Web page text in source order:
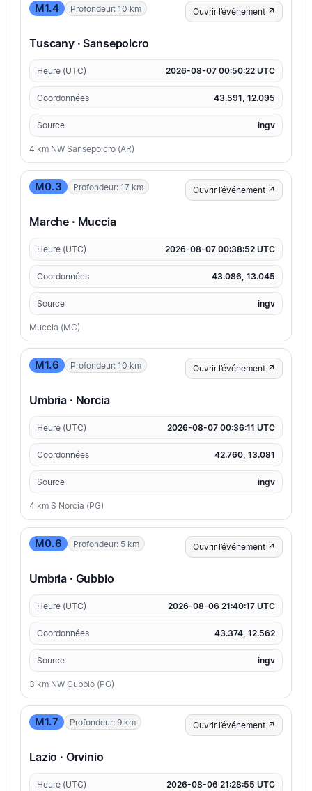
M1.4 Profondeur: 10 km Ouvrir l’événement ↗
Tuscany · Sansepolcro
Heure (UTC) 2026-08-07 00:50:22 UTC
Coordonnées 43.591, 12.095
Source ingv
4 km NW Sansepolcro (AR)
M0.3 Profondeur: 17 km Ouvrir l’événement ↗
Marche · Muccia
Heure (UTC) 2026-08-07 00:38:52 UTC
Coordonnées 43.086, 13.045
Source ingv
Muccia (MC)
M1.6 Profondeur: 10 km Ouvrir l’événement ↗
Umbria · Norcia
Heure (UTC) 2026-08-07 00:36:11 UTC
Coordonnées 42.760, 13.081
Source ingv
4 km S Norcia (PG)
M0.6 Profondeur: 5 km Ouvrir l’événement ↗
Umbria · Gubbio
Heure (UTC) 2026-08-06 21:40:17 UTC
Coordonnées 43.374, 12.562
Source ingv
3 km NW Gubbio (PG)
M1.7 Profondeur: 9 km Ouvrir l’événement ↗
Lazio · Orvinio
Heure (UTC) 2026-08-06 21:28:55 UTC